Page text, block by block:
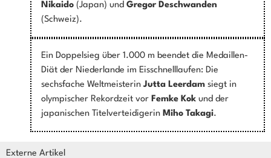
Nikaido (Japan) und Gregor Deschwanden
(Schweiz).
Ein Doppelsieg über 1.000 m beendet die Medaillen-
Diät der Niederlande im Eisschnelllaufen: Die
sechsfache Weltmeisterin Jutta Leerdam siegt in
olympischer Rekordzeit vor Femke Kok und der
japanischen Titelverteidigerin Miho Takagi.
Externe Artikel